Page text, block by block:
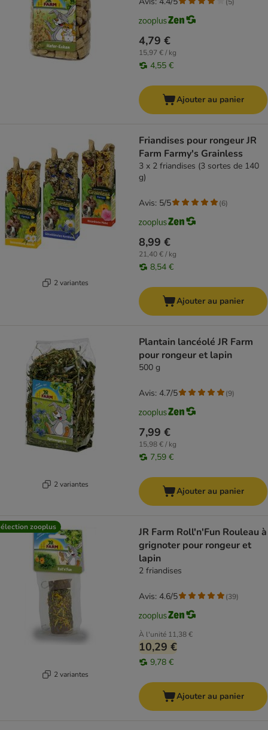
4,79 €
15,97 € / kg
4,55 €
Ajouter au panier
2 variantes
Friandises pour rongeur JR
Farm Farmy's Grainless
3 x 2 friandises (3 sortes de 140
g)
8,99 €
21,40 € / kg
8,54 €
Avis: 5/5 (6)
Ajouter au panier
2 variantes
Plantain lancéolé JR Farm
pour rongeur et lapin
500 g
7,99 €
15,98 € / kg
7,59 €
Avis: 4.7/5 (9)
Ajouter au panier
zooplus
2 variantes
JR Farm Roll'n'Fun Rouleau à
grignoter pour rongeur et
lapin
2 friandises
À l'unité 11,38 €
10,29 €
9,78 €
Avis: 4.6/5 (39)
Ajouter au panier